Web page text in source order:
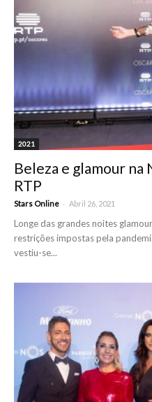
2021
Beleza e glamour na
RTP
Stars Online - Abril 26, 2021
Longe das grandes noites
restrições impostas pela
vestiu-se...